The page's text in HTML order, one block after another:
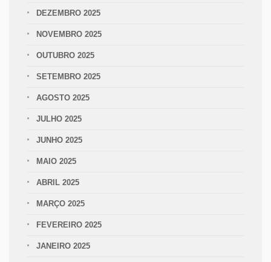
DEZEMBRO 2025
NOVEMBRO 2025
OUTUBRO 2025
SETEMBRO 2025
AGOSTO 2025
JULHO 2025
JUNHO 2025
MAIO 2025
ABRIL 2025
MARÇO 2025
FEVEREIRO 2025
JANEIRO 2025